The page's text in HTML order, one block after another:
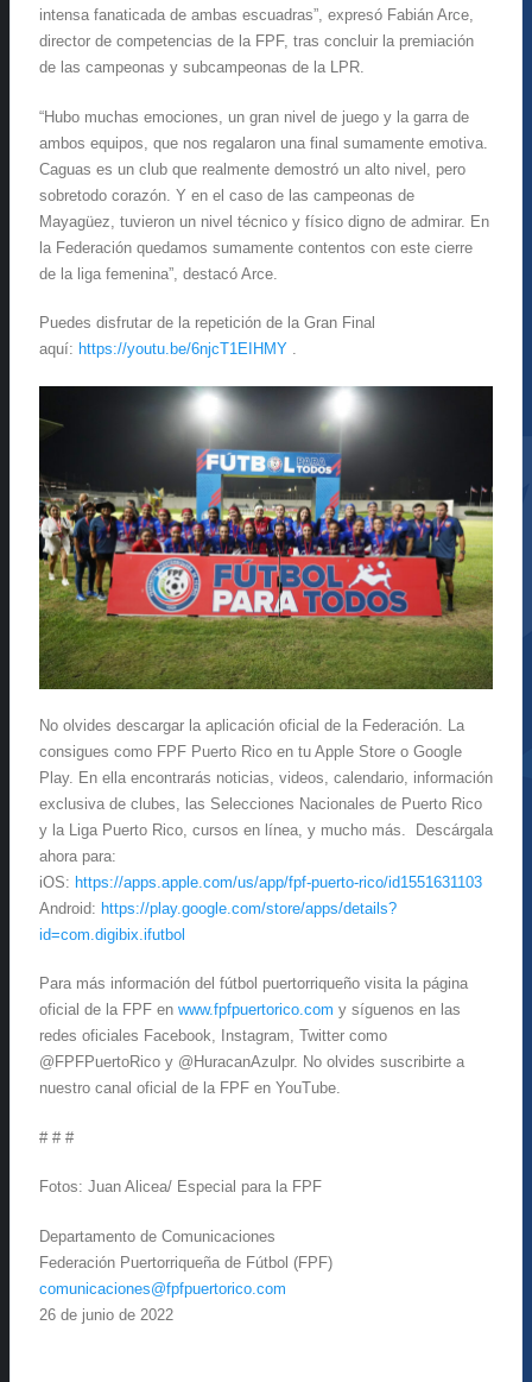
intensa fanaticada de ambas escuadras”, expresó Fabián Arce,
director de competencias de la FPF, tras concluir la premiación
de las campeonas y subcampeonas de la LPR.
“Hubo muchas emociones, un gran nivel de juego y la garra de
ambos equipos, que nos regalaron una final sumamente emotiva.
Caguas es un club que realmente demostró un alto nivel, pero
sobretodo corazón. Y en el caso de las campeonas de
Mayagüez, tuvieron un nivel técnico y físico digno de admirar. En
la Federación quedamos sumamente contentos con este cierre
de la liga femenina”, destacó Arce.
Puedes disfrutar de la repetición de la Gran Final
aquí: https://youtu.be/6njcT1EIHMY .
No olvides descargar la aplicación oficial de la Federación. La
consigues como FPF Puerto Rico en tu Apple Store o Google
Play. En ella encontrarás noticias, videos, calendario, información
exclusiva de clubes, las Selecciones Nacionales de Puerto Rico
y la Liga Puerto Rico, cursos en línea, y mucho más. Descárgala
ahora para:
iOS: https://apps.apple.com/us/app/fpf-puerto-rico/id1551631103
Android: https://play.google.com/store/apps/details?
id=com.digibix.ifutbol
Para más información del fútbol puertorriqueño visita la página
oficial de la FPF en www.fpfpuertorico.com y síguenos en las
redes oficiales Facebook, Instagram, Twitter como
@FPFPuertoRico y @HuracanAzulpr. No olvides suscribirte a
nuestro canal oficial de la FPF en YouTube.
# # #
Fotos: Juan Alicea/ Especial para la FPF
Departamento de Comunicaciones
Federación Puertorriqueña de Fútbol (FPF)
comunicaciones@fpfpuertorico.com
26 de junio de 2022